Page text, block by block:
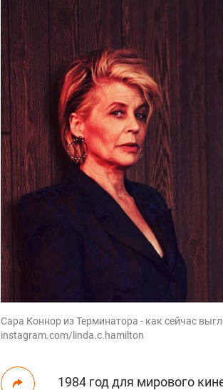
Сара Коннор из Терминатора - как сейчас
instagram.com/linda.c.hamilton
1984 год для мирового